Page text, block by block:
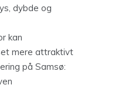
dybde og
kan
mere attraktivt
på Samsø: